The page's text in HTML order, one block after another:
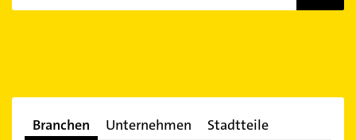
Branchen Unternehmen Stadtteile